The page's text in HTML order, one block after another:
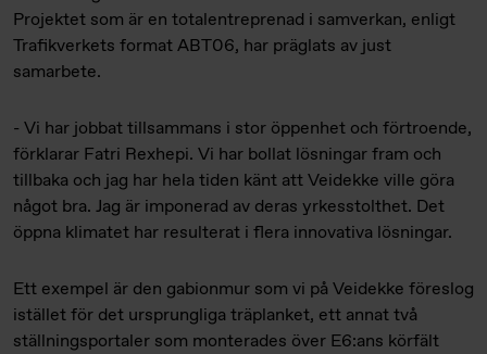
Projektet som är en totalentreprenad i samverkan, enligt
Trafikverkets format ABT06, har präglats av just
samarbete.
- Vi har jobbat tillsammans i stor öppenhet och förtroende,
förklarar Fatri Rexhepi. Vi har bollat lösningar fram och
tillbaka och jag har hela tiden känt att Veidekke ville göra
något bra. Jag är imponerad av deras yrkesstolthet. Det
öppna klimatet har resulterat i flera innovativa lösningar.
Ett exempel är den gabionmur som vi på Veidekke föreslog
istället för det ursprungliga träplanket, ett annat två
ställningsportaler som monterades över E6:ans körfält